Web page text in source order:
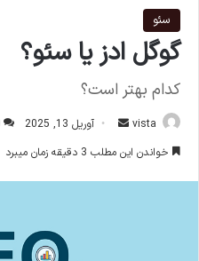
سئو
گوگل ادز یا سئو؟
کدام بهتر است؟
vista آوریل 13, 2025
خواندن این مطلب 3 دقیقه زمان میبرد